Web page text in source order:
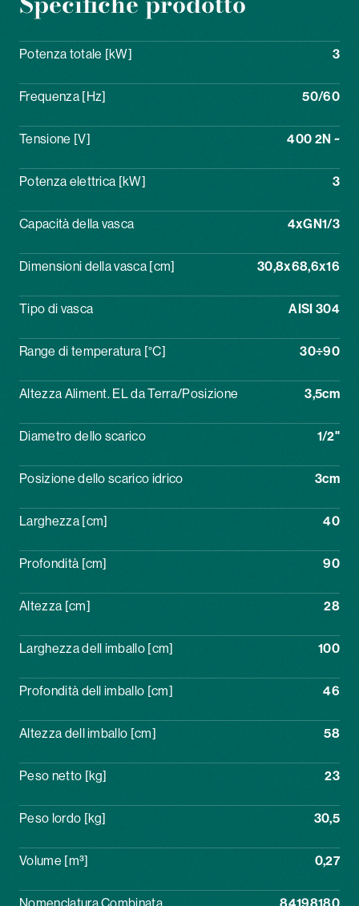
Potenza totale [kW] 3
Frequenza [Hz] 50/60
Tensione [V] 400 2N ~
Potenza elettrica [kW] 3
Capacità della vasca 4xGN1/3
Dimensioni della vasca [cm] 30,8x68,6x16
Tipo di vasca AISI 304
Range di temperatura [°C] 30÷90
Altezza Aliment. EL da Terra/Posizione 3,5cm
Diametro dello scarico 1/2"
Posizione dello scarico idrico 3cm
Larghezza [cm] 40
Profondità [cm] 90
Altezza [cm] 28
Larghezza dell imballo [cm] 100
Profondità dell imballo [cm] 46
Altezza dell imballo [cm] 58
Peso netto [kg] 23
Peso lordo [kg] 30,5
Volume [m³] 0,27